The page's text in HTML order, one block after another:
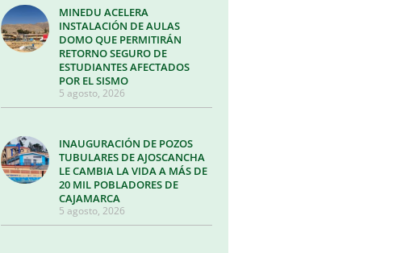
MINEDU ACELERA
INSTALACIÓN DE AULAS
DOMO QUE PERMITIRÁN
RETORNO SEGURO DE
ESTUDIANTES AFECTADOS
POR EL SISMO
5 agosto, 2026
INAUGURACIÓN DE POZOS
TUBULARES DE AJOSCANCHA
LE CAMBIA LA VIDA A MÁS DE
20 MIL POBLADORES DE
CAJAMARCA
5 agosto, 2026